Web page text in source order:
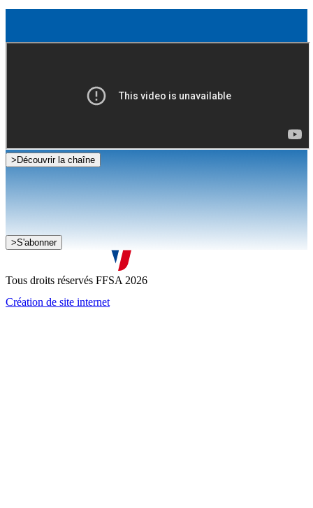
> Découvrir la chaîne
Je souhaite recevoir la newsletter de la FFSA
J'accepte que mes informations soient collectées conformément à
politique de confidentialité
>S'abonner
Tous droits réservés FFSA 2026
Création de site internet